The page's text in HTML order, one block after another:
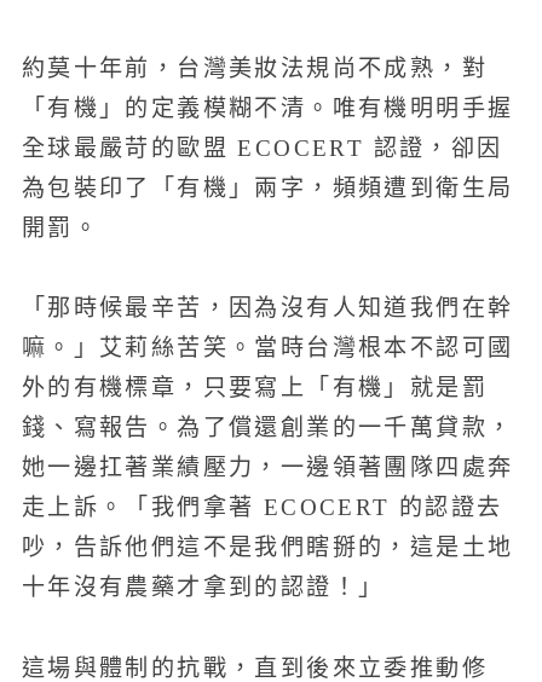
約莫十年前，台灣美妝法規尚不成熟，對
「有機」的定義模糊不清。唯有機明明手握
全球最嚴苛的歐盟 ECOCERT 認證，卻因
為包裝印了「有機」兩字，頻頻遭到衛生局
開罰。
「那時候最辛苦，因為沒有人知道我們在幹
嘛。」艾莉絲苦笑。當時台灣根本不認可國
外的有機標章，只要寫上「有機」就是罰
錢、寫報告。為了償還創業的一千萬貸款，
她一邊扛著業績壓力，一邊領著團隊四處奔
走上訴。「我們拿著 ECOCERT 的認證去
吵，告訴他們這不是我們瞎掰的，這是土地
十年沒有農藥才拿到的認證！」
這場與體制的抗戰，直到後來立委推動修